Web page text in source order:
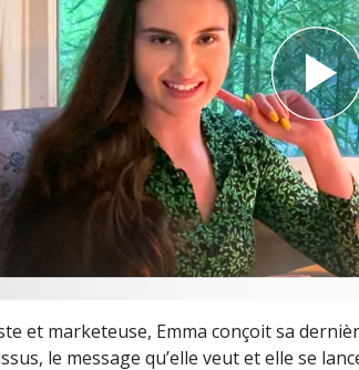
la grandeur ?
et marketeuse, Emma conçoit sa
le message qu’elle veut et elle se